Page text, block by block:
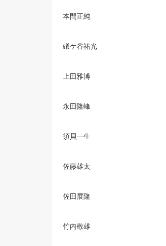
本間正純
礒ケ谷祐光
上田雅博
永田隆峰
須貝一生
佐藤雄太
佐田展隆
竹内敬雄